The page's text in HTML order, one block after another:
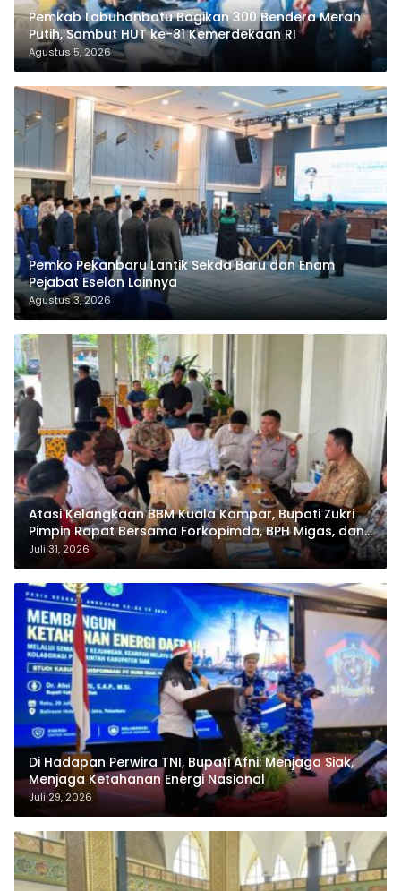
Pemkab Labuhanbatu Bagikan 300 Bendera Merah
Putih, Sambut HUT ke-81 Kemerdekaan RI
Agustus 5, 2026
Pemko Pekanbaru Lantik Sekda Baru dan Enam
Pejabat Eselon Lainnya
Agustus 3, 2026
Atasi Kelangkaan BBM Kuala Kampar, Bupati Zukri
Pimpin Rapat Bersama Forkopimda, BPH Migas, dan
Pertamina
Juli 31, 2026
Di Hadapan Perwira TNI, Bupati Afni: Menjaga Siak,
Menjaga Ketahanan Energi Nasional
Juli 29, 2026